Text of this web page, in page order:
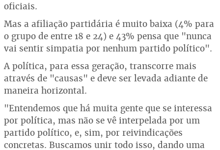
oficiais.
Mas a afiliação partidária é muito baixa (4% para
o grupo de entre 18 e 24) e 43% pensa que "nunca
vai sentir simpatia por nenhum partido político".
A política, para essa geração, transcorre mais
através de "causas" e deve ser levada adiante de
maneira horizontal.
"Entendemos que há muita gente que se interessa
por política, mas não se vê interpelada por um
partido político, e, sim, por reivindicações
concretas. Buscamos unir todo isso, dando uma